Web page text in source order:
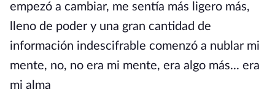
empezó a cambiar, me sentía más ligero más,
lleno de poder y una gran cantidad de
información indescifrable comenzó a nublar mi
mente, no, no era mi mente, era algo más... era
mi alma